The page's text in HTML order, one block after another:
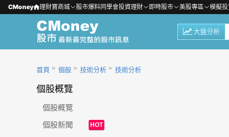
CMoney 理財寶商城 股市爆料同學會投資理財 即時股市 美股專區 模擬
大盤分析
首頁 個股 技術分析 技術分析
個股概覽
個股概覽
個股新聞
HOT